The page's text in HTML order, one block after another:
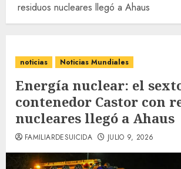
residuos nucleares llegó a Ahaus
noticias Noticias Mundiales
Energía nuclear: el
contenedor Castor con
nucleares llegó a Ahaus
FAMILIARDESUICIDA JULIO 9, 2026